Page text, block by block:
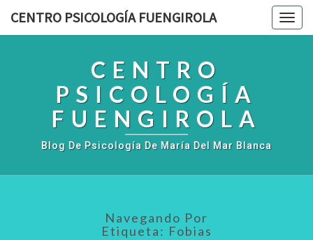
CENTRO PSICOLOGÍA FUENGIROLA
CENTRO
PSICOLOGÍA
FUENGIROLA
Blog De Psicología De María Del Mar Blanca
Navegando Por
Etiqueta: Fobias